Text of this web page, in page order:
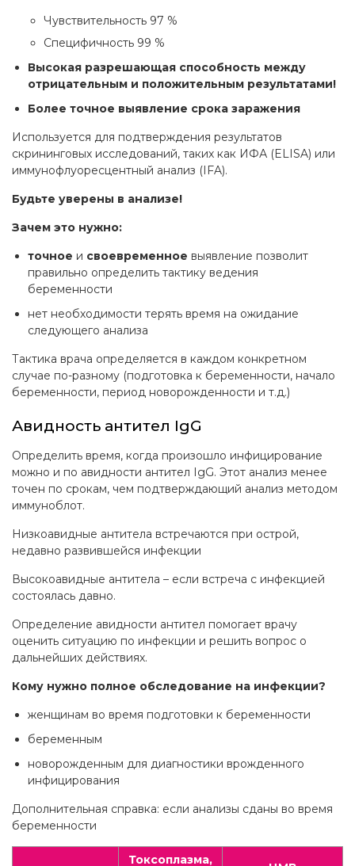
Чувствительность 97 %
Специфичность 99 %
Высокая разрешающая способность между
отрицательным и положительным результатами!
Более точное выявление срока заражения
Используется для подтверждения результатов
скрининговых исследований, таких как ИФА (ELISA) или
иммунофлуоресцентный анализ (IFA).
Будьте уверены в анализе!
Зачем это нужно:
точное и своевременное выявление позволит
правильно определить тактику ведения
беременности
нет необходимости терять время на ожидание
следующего анализа
Тактика врача определяется в каждом конкретном
случае по-разному (подготовка к беременности, начало
беременности, период новорожденности и т.д.)
Авидность антител IgG
Определить время, когда произошло инфицирование
можно и по авидности антител IgG. Этот анализ менее
точен по срокам, чем подтверждающий анализ методом
иммуноблот.
Низкоавидные антитела встречаются при острой,
недавно развившейся инфекции
Высокоавидные антитела – если встреча с инфекцией
состоялась давно.
Определение авидности антител помогает врачу
оценить ситуацию по инфекции и решить вопрос о
дальнейших действиях.
Кому нужно полное обследование на инфекции?
женщинам во время подготовки к беременности
беременным
новорожденным для диагностики врожденного
инфицирования
Дополнительная справка: если анализы сданы во время
беременности
Токсоплазма,